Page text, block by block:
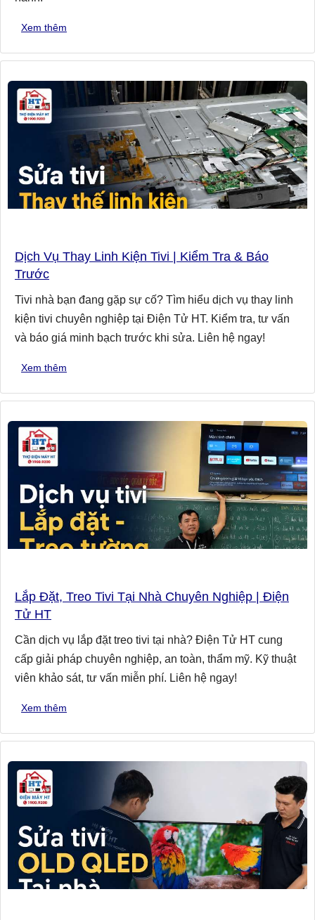
Xem thêm
Dịch Vụ Thay Linh Kiện Tivi | Kiểm Tra & Báo
Trước
Tivi nhà bạn đang gặp sự cố? Tìm hiểu dịch vụ thay linh
kiện tivi chuyên nghiệp tại Điện Tử HT. Kiểm tra, tư vấn
và báo giá minh bạch trước khi sửa. Liên hệ ngay!
Xem thêm
Lắp Đặt, Treo Tivi Tại Nhà Chuyên Nghiệp | Điện
Tử HT
Cần dịch vụ lắp đặt treo tivi tại nhà? Điện Tử HT cung
cấp giải pháp chuyên nghiệp, an toàn, thẩm mỹ. Kỹ thuật
viên khảo sát, tư vấn miễn phí. Liên hệ ngay!
Xem thêm